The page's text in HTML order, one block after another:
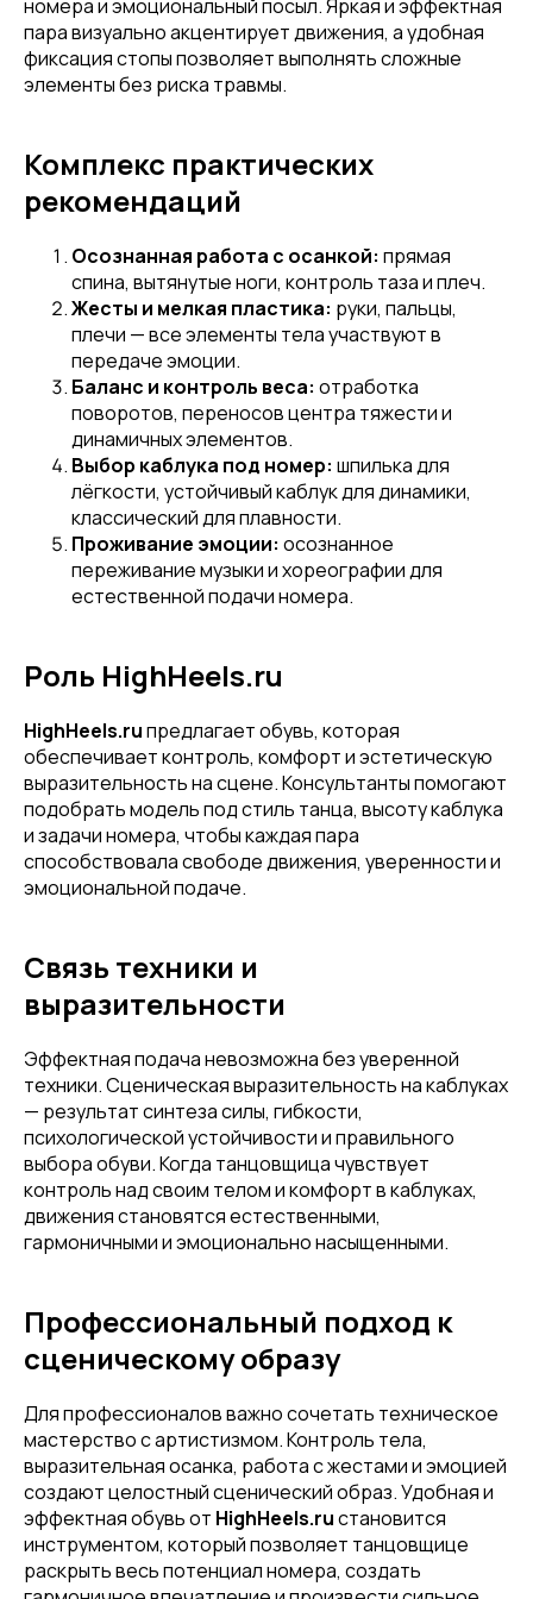
Привет! Дарим тебе -10% на первую
покупку! Подпишись на нашу рассылку
...и узнавай об акциях первой!
Email
Имя
Телефон
номера и эмоциональный посыл. Яркая и эффектная
пара визуально акцентирует движения, а удобная
фиксация стопы позволяет выполнять сложные
элементы без риска травмы.
Комплекс практических
рекомендаций
Осознанная работа с осанкой: прямая
спина, вытянутые ноги, контроль таза и плеч.
Жесты и мелкая пластика: руки, пальцы,
плечи — все элементы тела участвуют в
передаче эмоции.
Баланс и контроль веса: отработка
поворотов, переносов центра тяжести и
динамичных элементов.
Выбор каблука под номер: шпилька для
лёгкости, устойчивый каблук для динамики,
классический для плавности.
Проживание эмоции: осознанное
переживание музыки и хореографии для
естественной подачи номера.
Роль HighHeels.ru
HighHeels.ruпредлагает обувь, которая
обеспечивает контроль, комфорт и эстетическую
выразительность на сцене. Консультанты помогают
подобрать модель под стиль танца, высоту каблука
и задачи номера, чтобы каждая пара
способствовала свободе движения, уверенности и
эмоциональной подаче.
Связь техники и
выразительности
Эффектная подача невозможна без уверенной
техники. Сценическая выразительность на каблуках
— результат синтеза силы, гибкости,
психологической устойчивости и правильного
выбора обуви. Когда танцовщица чувствует
контроль над своим телом и комфорт в каблуках,
движения становятся естественными,
гармоничными и эмоционально насыщенными.
Профессиональный подход к
сценическому образу
Для профессионалов важно сочетать техническое
мастерство с артистизмом. Контроль тела,
выразительная осанка, работа с жестами и эмоцией
создают целостный сценический образ. Удобная и
эффектная обувь от HighHeels.ruстановится
инструментом, который позволяет танцовщице
раскрыть весь потенциал номера, создать